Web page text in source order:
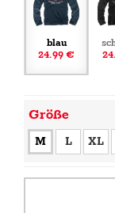
blau
24.99 €
Größe
M L XL